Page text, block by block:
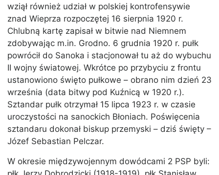
wziął również udział w polskiej kontrofensywie
znad Wieprza rozpoczętej 16 sierpnia 1920 r.
Chlubną kartę zapisał w bitwie nad Niemnem
zdobywając m.in. Grodno. 6 grudnia 1920 r. pułk
powrócił do Sanoka i stacjonował tu aż do wybuchu
II wojny światowej. Wkrótce po przybyciu z frontu
ustanowiono święto pułkowe – obrano nim dzień 23
września (data bitwy pod Kuźnicą w 1920 r.).
Sztandar pułk otrzymał 15 lipca 1923 r. w czasie
uroczystości na sanockich Błoniach. Poświęcenia
sztandaru dokonał biskup przemyski – dziś święty –
Józef Sebastian Pelczar.
W okresie międzywojennym dowódcami 2 PSP byli: